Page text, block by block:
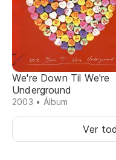
We're Down Til We're
Underground
2003 • Álbum
Ver